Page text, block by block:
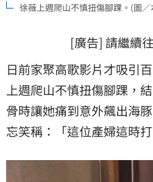
徐薇上週爬山不慎扭傷腳踝。(圖／
[廣告] 請繼續
日前家聚高歌影片才吸引
上週爬山不慎扭傷腳踝，
骨時讓她痛到意外飆出海
忘笑稱：「這位產婦這時